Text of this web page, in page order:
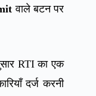
वाले बटन पर
RTI का एक
दर्ज करनी